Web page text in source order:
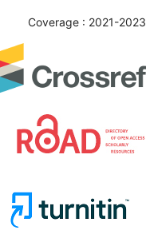
Coverage : 2021-2023